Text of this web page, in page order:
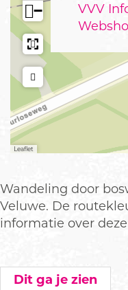
VVV
−
Leaflet
Wandeling door
Veluwe. De
informatie over
Dit ga je zien